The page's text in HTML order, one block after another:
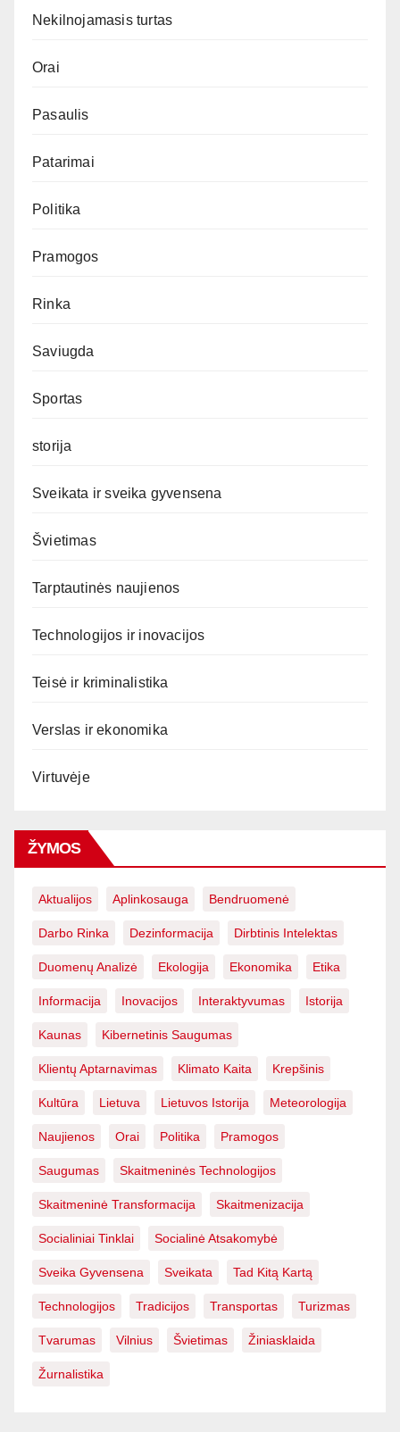
Nekilnojamasis turtas
Orai
Pasaulis
Patarimai
Politika
Pramogos
Rinka
Saviugda
Sportas
storija
Sveikata ir sveika gyvensena
Švietimas
Tarptautinės naujienos
Technologijos ir inovacijos
Teisė ir kriminalistika
Verslas ir ekonomika
Virtuvėje
ŽYMOS
Aktualijos Aplinkosauga Bendruomenė
Darbo Rinka Dezinformacija Dirbtinis Intelektas
Duomenų Analizė Ekologija Ekonomika Etika
Informacija Inovacijos Interaktyvumas Istorija
Kaunas Kibernetinis Saugumas
Klientų Aptarnavimas Klimato Kaita Krepšinis
Kultūra Lietuva Lietuvos Istorija Meteorologija
Naujienos Orai Politika Pramogos
Saugumas Skaitmeninės Technologijos
Skaitmeninė Transformacija Skaitmenizacija
Socialiniai Tinklai Socialinė Atsakomybė
Sveika Gyvensena Sveikata Tad Kitą Kartą
Technologijos Tradicijos Transportas Turizmas
Tvarumas Vilnius Švietimas Žiniasklaida
Žurnalistika